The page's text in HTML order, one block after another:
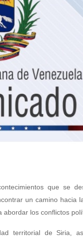
que se
un camino hacia
los conflictos
territorial de Siria,